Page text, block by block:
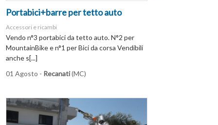
Portabici+barre per tetto auto
Accessori e ricambi
Vendo n°3 portabici da tetto auto. N°2 per
MountainBike e n°1 per Bici da corsa Vendibili
anche s[...]
01 Agosto - Recanati(MC)